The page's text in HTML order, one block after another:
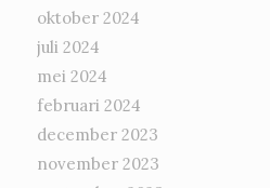
oktober 2024
juli 2024
mei 2024
februari 2024
december 2023
november 2023